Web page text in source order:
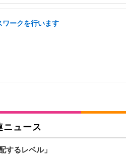
ークを行います
ニュース
るレベル」